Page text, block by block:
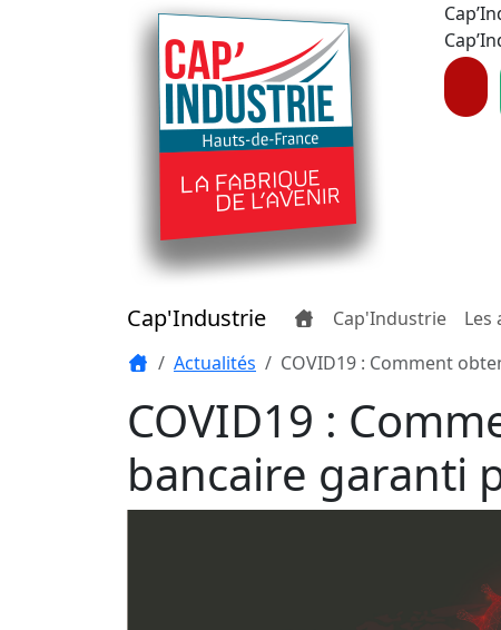
Cap'Industrie Cap'Industrie Les
Actualités
COVID19 : Comment
COVID19 :
bancaire garanti